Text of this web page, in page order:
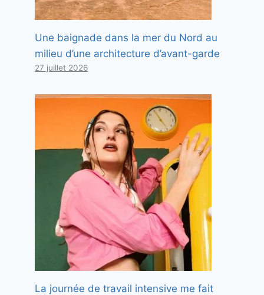
Une baignade dans la mer du Nord au
milieu d’une architecture d’avant-garde
27 juillet 2026
La journée de travail intensive me fait